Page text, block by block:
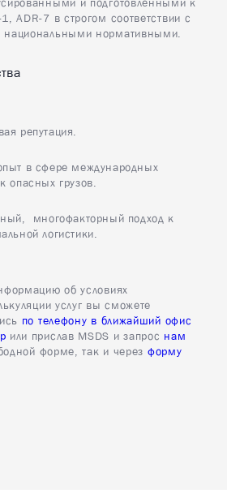
ADR-7 в строгом соответствии с
нормативными.
репутация.
в сфере международных
опасных грузов.
многофакторный подход к
логистики.
об условиях
услуг вы сможете
по телефону в ближайший офис
или прислав MSDS и запрос нам
форме, так и через форму